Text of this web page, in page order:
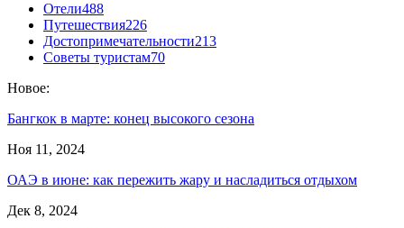
Отели488
Путешествия226
Достопримечательности213
Советы туристам70
Новое:
Бангкок в марте: конец высокого сезона
Ноя 11, 2024
ОАЭ в июне: как пережить жару и насладиться отдыхом
Дек 8, 2024